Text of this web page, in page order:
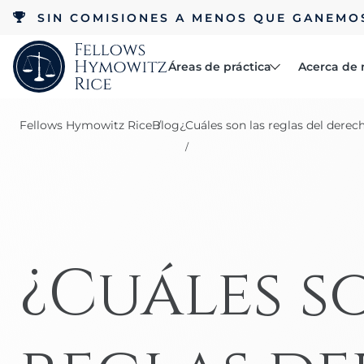
SIN COMISIONES A MENOS QUE
Áreas de práctica
Accidentes laborales
Negligencia
Acerca de
Reseñas
Fellows Hymowitz RiceBlog¿Cuáles son las reglas del
¿Cuáles